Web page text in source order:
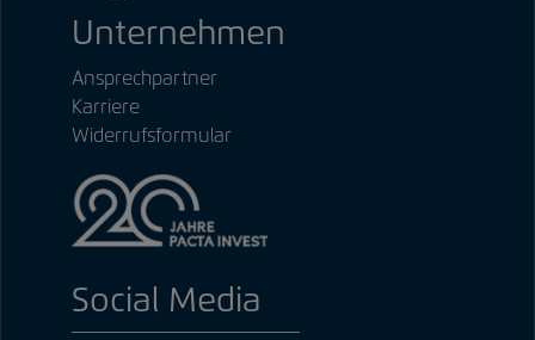
Social Media
Unternehmen
Ansprechpartner
Karriere
Widerrufsformular